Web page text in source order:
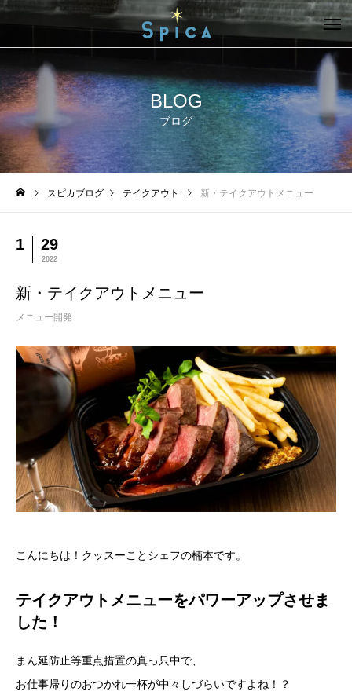
BLOG
ブログ
スピカブログ テイクアウト 新・テイクアウトメニュー
1 29
2022
新・テイクアウトメニュー
メニュー開発
こんにちは！クッスーことシェフの楠本です。
テイクアウトメニューをパワーアップさせま
した！
まん延防止等重点措置の真っ只中で、
お仕事帰りのおつかれ一杯が中々しづらいですよね！？